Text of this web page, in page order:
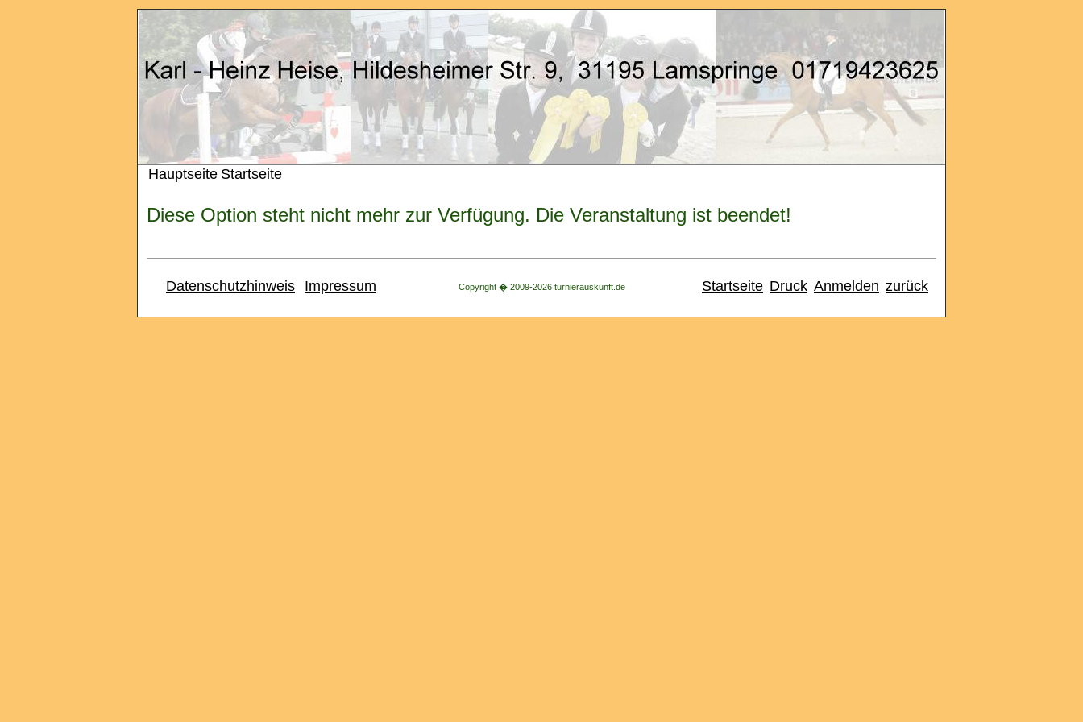
Hauptseite Startseite
Diese Option steht nicht mehr zur Verfügung. Die Veranstaltung ist beendet!
Datenschutzhinweis Impressum Copyright � 2009-2026 turnierauskunft.de Startseite Druck Anmelden zurück